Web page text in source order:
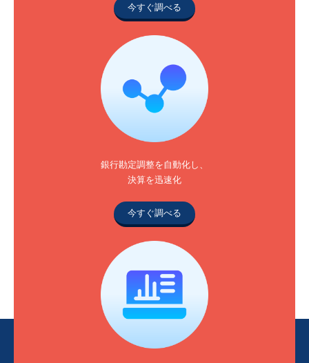
今すぐ調べる
銀行勘定調整を自動化し、
決算を迅速化
今すぐ調べる